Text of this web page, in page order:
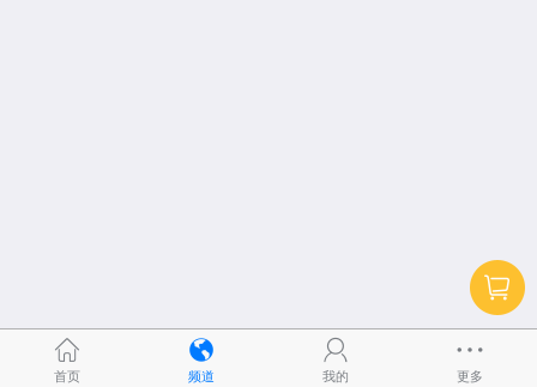
首页 频道 我的 更多